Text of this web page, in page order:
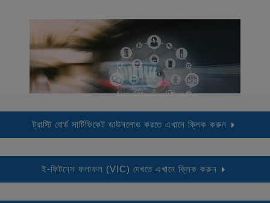
ট্রাস্টি বোর্ড সার্টিফিকেট ডাউনলোড করতে এখানে ক্লিক করুন
ই-ফিটনেস ফলাফল (VIC) দেখতে এখানে ক্লিক করুন